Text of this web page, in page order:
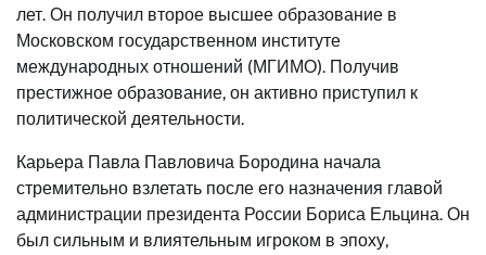
лет. Он получил второе высшее образование в
Московском государственном институте
международных отношений (МГИМО). Получив
престижное образование, он активно приступил к
политической деятельности.
Карьера Павла Павловича Бородина начала
стремительно взлетать после его назначения главой
администрации президента России Бориса Ельцина. Он
был сильным и влиятельным игроком в эпоху,